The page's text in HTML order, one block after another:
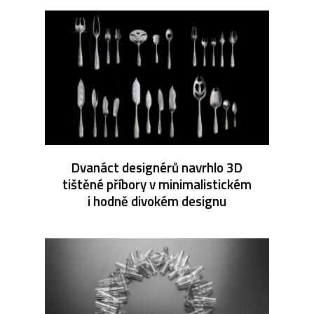
Dvanáct designérů navrhlo 3D
tištěné příbory v minimalistickém
i hodně divokém designu